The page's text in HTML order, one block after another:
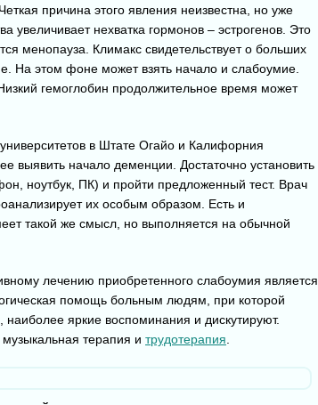
причина этого явления неизвестна, но уже
увеличивает нехватка гормонов – эстрогенов. Это
менопауза. Климакс свидетельствует о больших
На этом фоне может взять начало и слабоумие.
гемоглобин продолжительное время может
в Штате Огайо и Калифорния
выявить начало деменции. Достаточно установить
ноутбук, ПК) и пройти предложенный тест. Врач
их особым образом. Есть и
такой же смысл, но выполняется на обычной
лечению приобретенного слабоумия является
помощь больным людям, при которой
яркие воспоминания и дискутируют.
терапия и трудотерапия.